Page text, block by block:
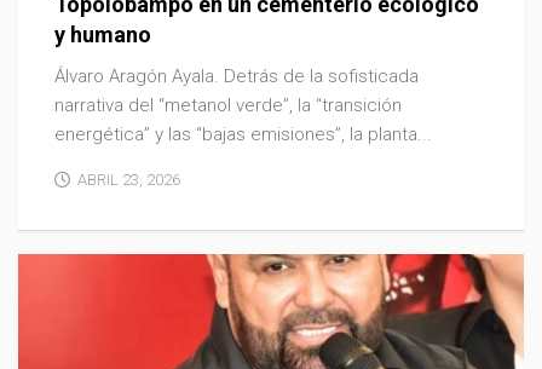
y humano
Álvaro Aragón Ayala. Detrás de la sofisticada
narrativa del “metanol verde”, la “transición
energética” y las “bajas emisiones”, la planta...
ABRIL 23, 2026